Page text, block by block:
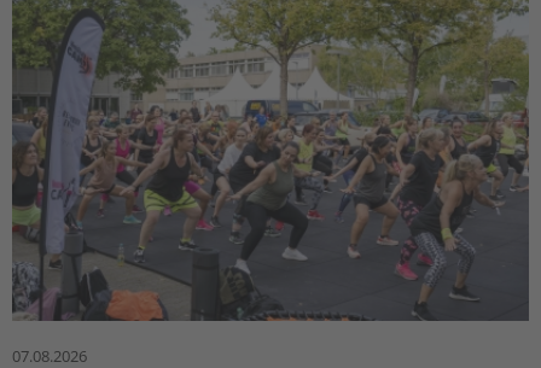
07.08.2026